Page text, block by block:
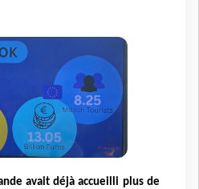
avait déjà accueilli plus de